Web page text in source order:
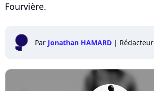
Fourvière.
Par Jonathan HAMARD | Rédacteur